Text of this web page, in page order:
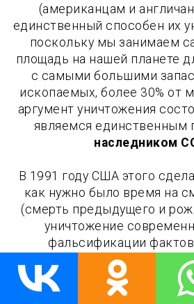
(американцам и
единственный способен их
поскольку мы занимаем
площадь на нашей планете
с самыми большими
ископаемых, более 30% от
аргумент уничтожения
являемся единственным
наследником
В 1991 году США этого
как нужно было время на
(смерть предыдущего и
уничтожение
фальсификации
"перестройки" в 90-е годы,
самом деле
материальных ценностей)